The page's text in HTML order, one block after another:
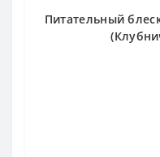
Питательный